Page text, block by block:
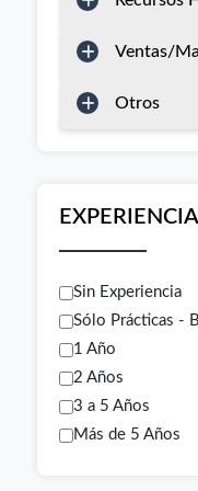
Ventas/
Otros
EXPERIENCIA
Sin Experiencia
Sólo Prácticas -
1 Año
2 Años
3 a 5 Años
Más de 5 Años